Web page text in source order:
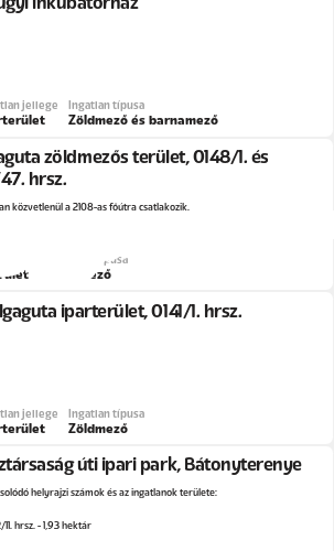
jellege Ingatlan típusa
Zöldmező és barnamező
zöldmezős terület, 0148/1. és
hrsz.
közvetlenül a 2108-as főútra csatlakozik.
Ingatlan típusa
Zöldmező
iparterület, 0141/1. hrsz.
jellege Ingatlan típusa
Zöldmező
úti ipari park, Bátonyterenye
helyrajzi számok és az ingatlanok területe:
hrsz. - 1,93 hektár